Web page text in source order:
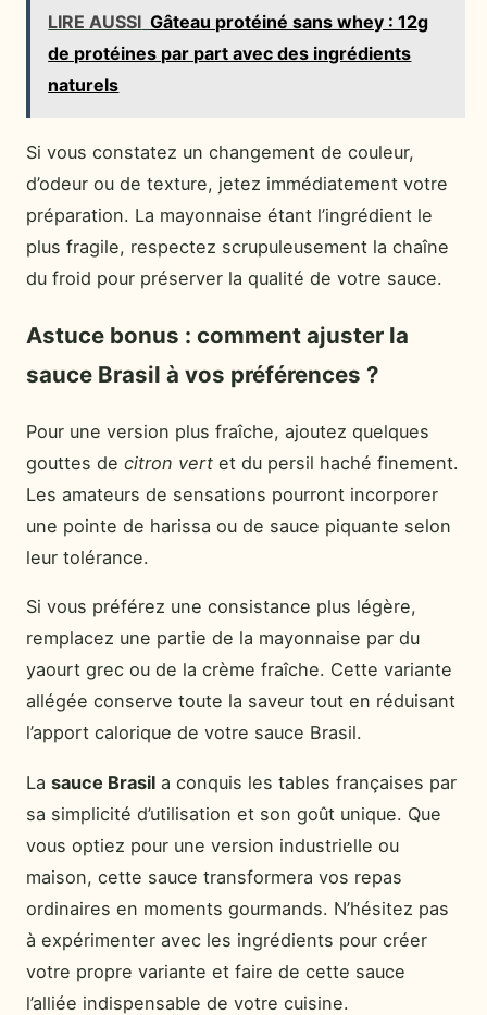
LIRE AUSSI Gâteau protéiné sans whey : 12g
de protéines par part avec des ingrédients
naturels
Si vous constatez un changement de couleur,
d’odeur ou de texture, jetez immédiatement votre
préparation. La mayonnaise étant l’ingrédient le
plus fragile, respectez scrupuleusement la chaîne
du froid pour préserver la qualité de votre sauce.
Astuce bonus : comment ajuster la
sauce Brasil à vos préférences ?
Pour une version plus fraîche, ajoutez quelques
gouttes de citron vert et du persil haché finement.
Les amateurs de sensations pourront incorporer
une pointe de harissa ou de sauce piquante selon
leur tolérance.
Si vous préférez une consistance plus légère,
remplacez une partie de la mayonnaise par du
yaourt grec ou de la crème fraîche. Cette variante
allégée conserve toute la saveur tout en réduisant
l’apport calorique de votre sauce Brasil.
La sauce Brasil a conquis les tables françaises par
sa simplicité d’utilisation et son goût unique. Que
vous optiez pour une version industrielle ou
maison, cette sauce transformera vos repas
ordinaires en moments gourmands. N’hésitez pas
à expérimenter avec les ingrédients pour créer
votre propre variante et faire de cette sauce
l’alliée indispensable de votre cuisine.